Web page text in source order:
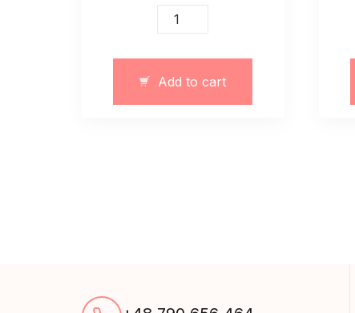
Dres
ciepłej
tkaniny
Add to cart